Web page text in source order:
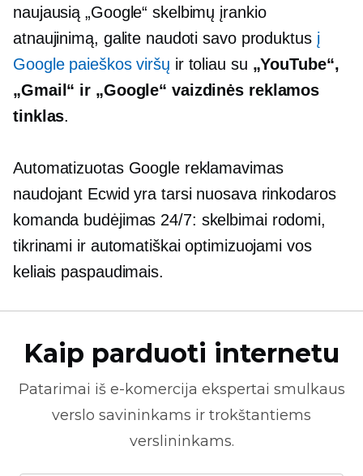
naujausią „Google“ skelbimų įrankio
atnaujinimą, galite naudoti savo produktus į
Google paieškos viršų ir toliau su „YouTube“,
„Gmail“ ir „Google“ vaizdinės reklamos
tinklas.
Automatizuotas Google reklamavimas
naudojant Ecwid yra tarsi nuosava rinkodaros
komanda budėjimas 24/7: skelbimai rodomi,
tikrinami ir automatiškai optimizuojami vos
keliais paspaudimais.
Kaip parduoti internetu
Patarimai iš e-komercija ekspertai smulkaus
verslo savininkams ir trokštantiems
verslininkams.